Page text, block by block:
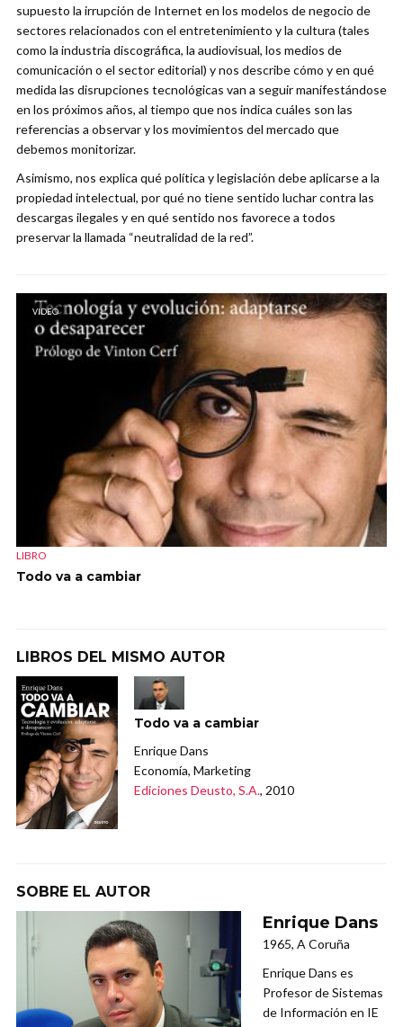
supuesto la irrupción de Internet en los modelos de negocio de
sectores relacionados con el entretenimiento y la cultura (tales
como la industria discográfica, la audiovisual, los medios de
comunicación o el sector editorial) y nos describe cómo y en qué
medida las disrupciones tecnológicas van a seguir manifestándose
en los próximos años, al tiempo que nos indica cuáles son las
referencias a observar y los movimientos del mercado que
debemos monitorizar.
Asimismo, nos explica qué política y legislación debe aplicarse a la
propiedad intelectual, por qué no tiene sentido luchar contra las
descargas ilegales y en qué sentido nos favorece a todos
preservar la llamada “neutralidad de la red”.
VIDEO
LIBRO
Todo va a cambiar
LIBROS DEL MISMO AUTOR
Todo va a cambiar
Enrique Dans
Economía, Marketing
Ediciones Deusto, S.A., 2010
SOBRE EL AUTOR
Enrique Dans
1965, A Coruña
Enrique Dans es
Profesor de Sistemas
de Información en IE